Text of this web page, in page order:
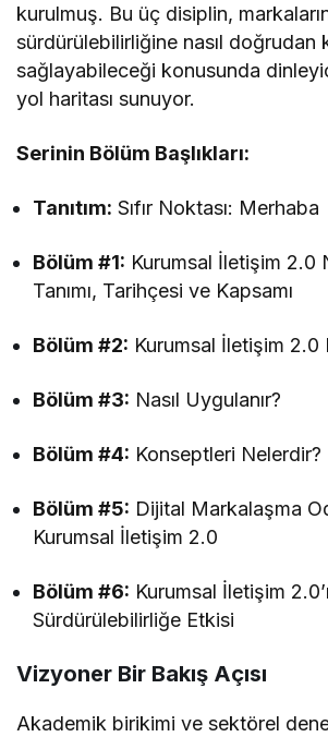
kurulmuş. Bu üç disiplin,
sürdürülebilirliğine nasıl doğrudan
sağlayabileceği konusunda
yol haritası sunuyor.
Serinin Bölüm Başlıkları:
Tanıtım: Sıfır Noktası: Merhaba
Bölüm #1: Kurumsal İletişim 2.0
Tanımı, Tarihçesi ve Kapsamı
Bölüm #2: Kurumsal İletişim 2.0
Bölüm #3: Nasıl Uygulanır?
Bölüm #4: Konseptleri Nelerdir?
Bölüm #5: Dijital Markalaşma
Kurumsal İletişim 2.0
Bölüm #6: Kurumsal İletişim
Sürdürülebilirliğe Etkisi
Vizyoner Bir Bakış Açısı
Akademik birikimi ve sektörel